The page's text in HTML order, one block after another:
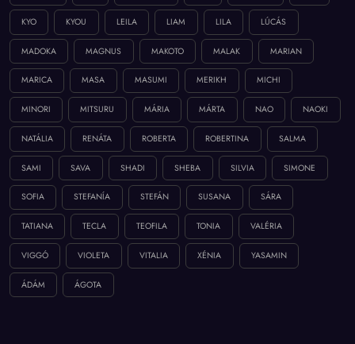
KYO KYOU LEILA LIAM LILA LÚCÁS
MADOKA MAGNUS MAKOTO MALAK MARIAN
MARICA MASA MASUMI MERIKH MICHI
MINORI MITSURU MÁRIA MÁRTA NAO NAOKI
NATÁLIA RENÁTA ROBERTA ROBERTINA SALMA
SAMI SAVA SHADI SHEBA SILVIA SIMONE
SOFIA STEFANÍA STEFÁN SUSANA SÁRA
TATIANA TECLA TEOFILA TONIA VALÉRIA
VIGGÓ VIOLETA VITALIA XÉNIA YASAMIN
ÁDÁM ÁGOTA